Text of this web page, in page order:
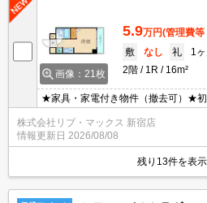
画像：21枚
5.9万円(管理費
敷
なし 礼
1ヶ
2階
1R 16m²
★家具・家電付き物件（撤去可）★初
などにオススメ★当社グループ管理
おり、モバイルWiFiも無料でレンタ
能です♪土日祝日は混み合いますので
ライン内覧・契約可能な為一度も来
株式会社リブ・マックス 新宿店
情報更新日 2026/08/08
残り13件を表